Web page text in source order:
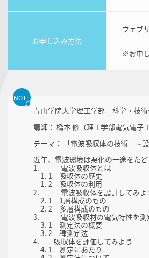
お申し込み方法
ウェブ
※お申
NOTE
青山学院大学理工学部 科学・技
講師： 橋本 修（理工学部電気電子
テーマ： 「電波吸収体の技術 ～設
近年、電波環境は悪化の一途をた
1. 電波吸収体とは
1. 1 吸収体の歴史
1. 2 吸収体の利用
2. 電波吸収体を設計してみよ
2. 1 1層構成のもの
2. 2 多層構成のもの
3. 電波吸収材の電気特性を測
3. 1 測定法の概要
3. 2 種測定法
4. 吸収体を評価してみよう
4. 1 測定にあたり